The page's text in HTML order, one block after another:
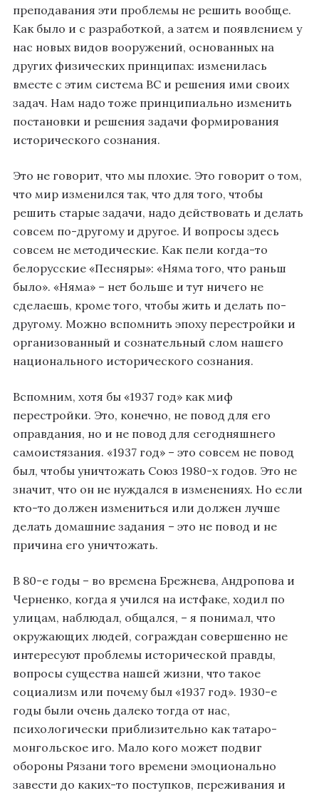
преподавания эти проблемы не решить вообще.
Как было и с разработкой, а затем и появлением у
нас новых видов вооружений, основанных на
других физических принципах: изменилась
вместе с этим система ВС и решения ими своих
задач. Нам надо тоже принципиально изменить
постановки и решения задачи формирования
исторического сознания.
Это не говорит, что мы плохие. Это говорит о том,
что мир изменился так, что для того, чтобы
решить старые задачи, надо действовать и делать
совсем по-другому и другое. И вопросы здесь
совсем не методические. Как пели когда-то
белорусские «Песняры»: «Няма того, что раньш
было». «Няма» – нет больше и тут ничего не
сделаешь, кроме того, чтобы жить и делать по-
другому. Можно вспомнить эпоху перестройки и
организованный и сознательный слом нашего
национального исторического сознания.
Вспомним, хотя бы «1937 год» как миф
перестройки. Это, конечно, не повод для его
оправдания, но и не повод для сегодняшнего
самоистязания. «1937 год» – это совсем не повод
был, чтобы уничтожать Союз 1980-х годов. Это не
значит, что он не нуждался в изменениях. Но если
кто-то должен измениться или должен лучше
делать домашние задания – это не повод и не
причина его уничтожать.
В 80-е годы – во времена Брежнева, Андропова и
Черненко, когда я учился на истфаке, ходил по
улицам, наблюдал, общался, – я понимал, что
окружающих людей, сограждан совершенно не
интересуют проблемы исторической правды,
вопросы существа нашей жизни, что такое
социализм или почему был «1937 год». 1930-е
годы были очень далеко тогда от нас,
психологически приблизительно как татаро-
монгольское иго. Мало кого может подвиг
обороны Рязани того времени эмоционально
завести до каких-то поступков, переживания и